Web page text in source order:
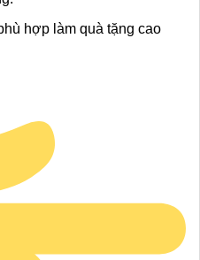
hợp làm quà tặng cao